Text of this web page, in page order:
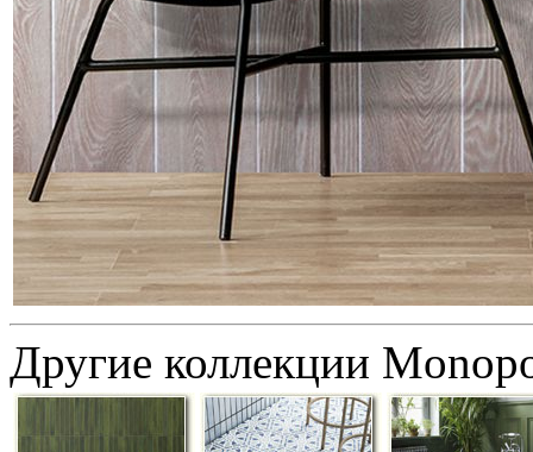
Другие коллекции